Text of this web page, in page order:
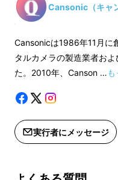
赤外線レンズ搭
価格より下がる可能性も
Cansonic（キャ
Cansonicは1986年11月に
タルカメラの製造業者お
た。2010年、Canson …も
実行者にメッセージ